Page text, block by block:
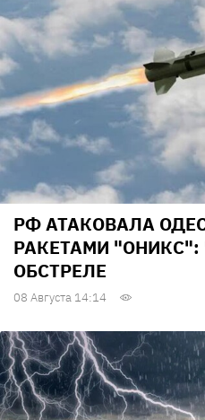
РФ АТАКОВАЛА
РАКЕТАМИ "ОНИКС":
ОБСТРЕЛЕ
08 Августа 14:14